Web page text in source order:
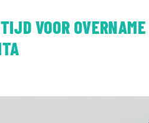
VOOR OVERNAME